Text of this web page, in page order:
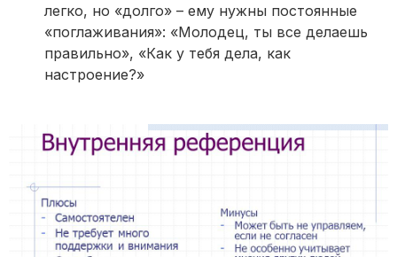
легко, но «долго» – ему нужны постоянные
«поглаживания»: «Молодец, ты все делаешь
правильно», «Как у тебя дела, как
настроение?»